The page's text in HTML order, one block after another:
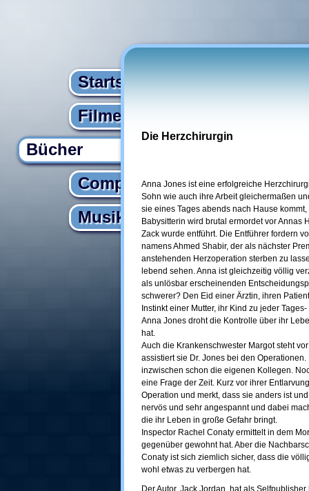
Startseite
Filme
Bücher
Computer
Musik
Die Herzchirurgin
Anna Jones ist eine erfolgreiche
Sohn wie auch ihre Arbeit gleichermaßen
sie eines Tages abends nach Hause
Babysitterin wird brutal ermordet vor Annas
Zack wurde entführt. Die Entführer fordern
namens Ahmed Shabir, der als nächster
anstehenden Herzoperation sterben zu
lebend sehen. Anna ist gleichzeitig völlig
als unlösbar erscheinenden
schwerer? Den Eid einer Ärztin, ihren
Instinkt einer Mutter, ihr Kind zu jeder
Anna Jones droht die Kontrolle über ihr
hat.
Auch die Krankenschwester Margot steht
assistiert sie Dr. Jones bei den
inzwischen schon die eigenen Kollegen.
eine Frage der Zeit. Kurz vor ihrer
Operation und merkt, dass sie anders ist
nervös und sehr angespannt und dabei
die ihr Leben in große Gefahr bringt.
Inspector Rachel Conaty ermittelt in dem
gegenüber gewohnt hat. Aber die
Conaty ist sich ziemlich sicher, dass die
wohl etwas zu verbergen hat.
Der Autor, Jack Jordan, hat als